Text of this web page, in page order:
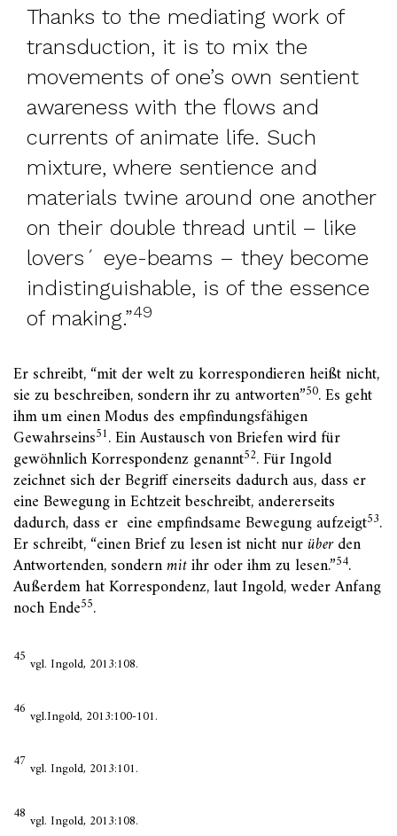
Thanks to the mediating work of
transduction, it is to mix the
movements of one’s own sentient
awareness with the flows and
currents of animate life. Such
mixture, where sentience and
materials twine around one another
on their double thread until – like
lovers´ eye-beams – they become
indistinguishable, is of the essence
of making.”49
Er schreibt, “mit der welt zu korrespondieren heißt nicht,
sie zu beschreiben, sondern ihr zu antworten”50. Es geht
ihm um einen Modus des empfindungsfähigen
Gewahrseins51. Ein Austausch von Briefen wird für
gewöhnlich Korrespondenz genannt52. Für Ingold
zeichnet sich der Begriff einerseits dadurch aus, dass er
eine Bewegung in Echtzeit beschreibt, andererseits
dadurch, dass er eine empfindsame Bewegung aufzeigt53.
Er schreibt, “einen Brief zu lesen ist nicht nurüberden
Antwortenden, sondernmitihr oder ihm zu lesen.”54.
Außerdem hat Korrespondenz, laut Ingold, weder Anfang
noch Ende55.
45 vgl. Ingold, 2013:108.
46 vgl.Ingold, 2013:100-101.
47 vgl. Ingold, 2013:101.
48 vgl. Ingold, 2013:108.